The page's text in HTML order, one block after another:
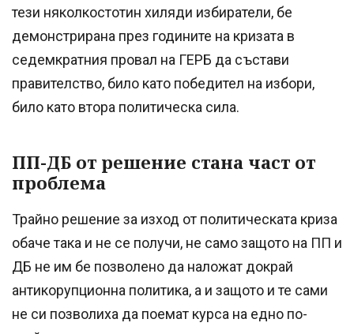
тези няколкостотин хиляди избиратели, бе
демонстрирана през годините на кризата в
седемкратния провал на ГЕРБ да състави
правителство, било като победител на избори,
било като втора политическа сила.
ПП-ДБ от решение стана част от
проблема
Трайно решение за изход от политическата криза
обаче така и не се получи, не само защото на ПП и
ДБ не им бе позволено да наложат докрай
антикорупционна политика, а и защото и те сами
не си позволиха да поемат курса на едно по-